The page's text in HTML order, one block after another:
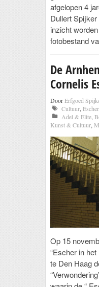
afgelopen 4
Dullert
inzicht
fotobestand
De
Cornelis
DoorErfgoed
Cultuur,Escher
Adel & Elite,
Kunst & Cultuur,
Op 15
“Escher in
te Den Haag